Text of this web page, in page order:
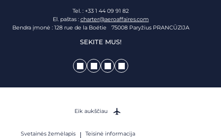
Tel. : +33 1 44 09 91 82
El. paštas : charter@aeroaffaires.com
Bendra įmonė : 128 rue de la Boétie 75008 Paryžius PRANCŪZIJA
SEKITE MUS!
Svetainės žemėlapis
Teisinė informacija
Eik aukščiau